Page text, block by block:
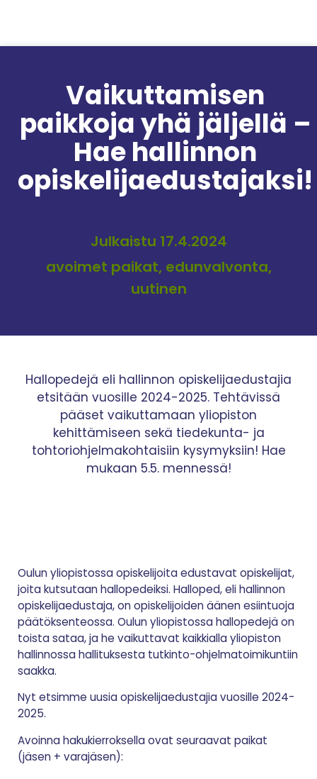
Vaikuttamisen
paikkoja yhä jäljellä –
Hae hallinnon
opiskelijaedustajaksi!
Julkaistu 17.4.2024
avoimet paikat, edunvalvonta,
uutinen
Hallopedejä eli hallinnon opiskelijaedustajia
etsitään vuosille 2024-2025. Tehtävissä
pääset vaikuttamaan yliopiston
kehittämiseen sekä tiedekunta- ja
tohtoriohjelmakohtaisiin kysymyksiin! Hae
mukaan 5.5. mennessä!
Oulun yliopistossa opiskelijoita edustavat opiskelijat,
joita kutsutaan hallopedeiksi. Halloped, eli hallinnon
opiskelijaedustaja, on opiskelijoiden äänen esiintuoja
päätöksenteossa. Oulun yliopistossa hallopedejä on
toista sataa, ja he vaikuttavat kaikkialla yliopiston
hallinnossa hallituksesta tutkinto-ohjelmatoimikuntiin
saakka.
Nyt etsimme uusia opiskelijaedustajia vuosille 2024-
2025.
Avoinna hakukierroksella ovat seuraavat paikat
(jäsen + varajäsen):